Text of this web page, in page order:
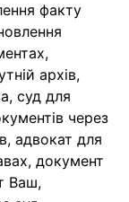
факту
архів,
суд для
через
адвокат для
документ
Ваш,